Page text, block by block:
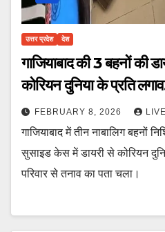
उत्तर प्रदेश देश
गाजियाबाद की 3 बहनों की
कोरियन दुनिया के प्रति
FEBRUARY 8, 2026
गाजियाबाद में तीन नाबालिग बहनों
सुसाइड केस में डायरी से कोरियन
परिवार से तनाव का पता चला।